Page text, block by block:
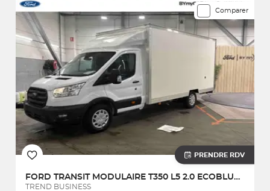
Comparer
PRENDRE RDV
FORD TRANSIT MODULAIRE T350 L5 2.0 ECOBLUE 160 S&S HDT EURO VI
TREND BUSINESS